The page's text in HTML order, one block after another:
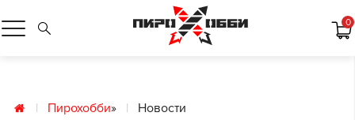
0
Пирохобби» Новости